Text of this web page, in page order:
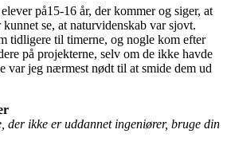
på15-16 år, der kommer og siger, at
se, at naturvidenskab var sjovt.
tidligere til timerne, og nogle kom efter
på projekterne, selv om de ikke havde
var jeg nærmest nødt til at smide dem ud
der ikke er uddannet ingeniører, bruge din